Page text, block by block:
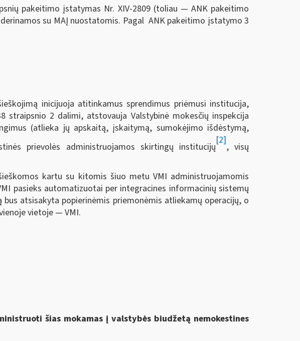
pakeitimo įstatymas Nr. XIV-2809 (toliau — ANK pakeitimo
su MAĮ nuostatomis. Pagal ANK pakeitimo įstatymo 3
inicijuoja atitinkamus sprendimus priėmusi institucija,
straipsnio 2 dalimi, atstovauja Valstybinė mokesčių inspekcija
(atlieka jų apskaitą, įskaitymą, sumokėjimo išdėstymą,
prievolės administruojamos skirtingų institucijų
[2]
, visų
kartu su kitomis šiuo metu VMI administruojamomis
pasieks automatizuotai per integracines informacinių sistemų
atsisakyta popierinėmis priemonėmis atliekamų operacijų, o
vietoje — VMI.
šias mokamas į valstybės biudžetą nemokestines